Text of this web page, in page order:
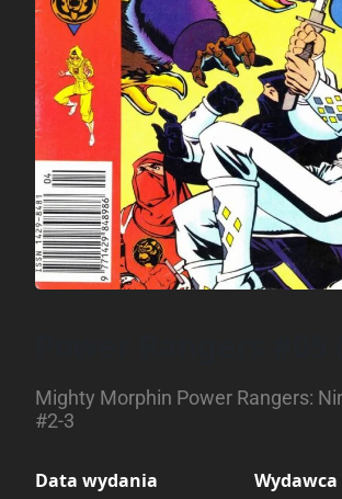
Mighty Morphin Power Rangers:
#2-3
Data wydania